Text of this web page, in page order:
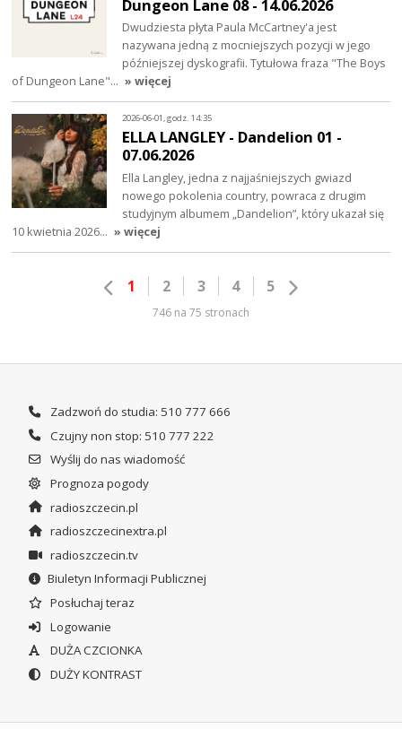
Dungeon Lane 08 - 14.06.2026
Dwudziesta płyta Paula McCartney'a jest
nazywana jedną z mocniejszych pozycji w jego
późniejszej dyskografii. Tytułowa fraza "The Boys
of Dungeon Lane"… » więcej
2026-06-01, godz. 14:35
ELLA LANGLEY - Dandelion 01 -
07.06.2026
Ella Langley, jedna z najjaśniejszych gwiazd
nowego pokolenia country, powraca z drugim
studyjnym albumem „Dandelion”, który ukazał się
10 kwietnia 2026… » więcej
1 2 3 4 5
746 na 75 stronach
Zadzwoń do studia: 510 777 666
Czujny non stop: 510 777 222
Wyślij do nas wiadomość
Prognoza pogody
radioszczecin.pl
radioszczecinextra.pl
radioszczecin.tv
Biuletyn Informacji Publicznej
Posłuchaj teraz
Logowanie
DUŻA CZCIONKA
DUŻY KONTRAST